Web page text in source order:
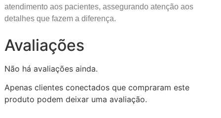
atendimento aos pacientes, assegurando atenção aos
detalhes que fazem a diferença.
Avaliações
Não há avaliações ainda.
Apenas clientes conectados que compraram este
produto podem deixar uma avaliação.